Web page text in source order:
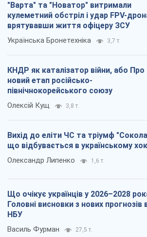
"Варта" та "Новатор" витримали
кулеметний обстріл і удар FPV-
врятувавши життя офіцеру ЗСУ
Українська Бронетехніка 3,7 т.
КНДР як каталізатор війни, або Про
новий етап російсько-
північнокорейського союзу
Олексій Кущ 3,8 т.
Вихід до еліти ЧС та тріумф
що відбувається в українському
Олександр Липенко 1,6 т.
Що очікує українців у 2026–2028
Головні висновки з нових прогнозів
НБУ
Василь Фурман 27,5 т.